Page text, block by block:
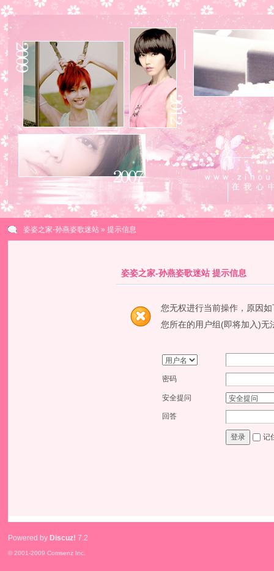
姿姿之家-孙燕姿歌迷站» 提示信息
姿姿之家-孙燕姿歌迷站 提示信息
您无权进行当前操作，原因如
您所在的用户组(即将加入)无
密码
安全提问
回答
登录 记
Powered by Discuz! 7.2
© 2001-2009 Comsenz Inc.